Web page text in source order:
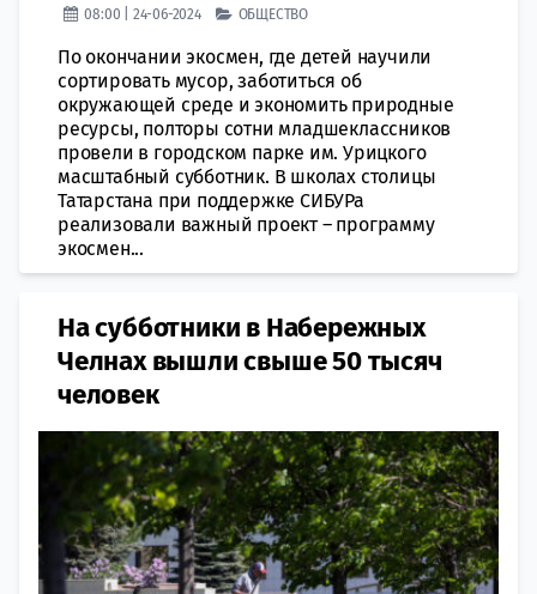
08:00 | 24-06-2024 ОБЩЕСТВО
По окончании экосмен, где детей научили
сортировать мусор, заботиться об
окружающей среде и экономить природные
ресурсы, полторы сотни младшеклассников
провели в городском парке им. Урицкого
масштабный субботник. В школах столицы
Татарстана при поддержке СИБУРа
реализовали важный проект – программу
экосмен...
На субботники в Набережных
Челнах вышли свыше 50 тысяч
человек